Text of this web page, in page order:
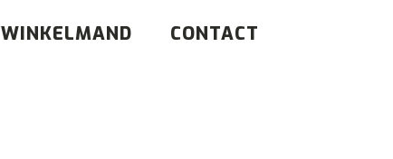
WINKELMAND CONTACT